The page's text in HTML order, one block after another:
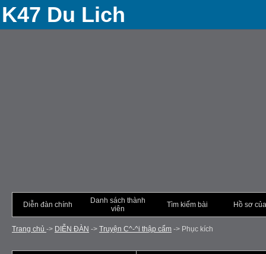
K47 Du Lich
Diễn đàn chính
Danh sách thành
viên
Tìm kiếm bài Hồ sơ
Trang chủ -> DIỄN ÐÀN -> Truyện C^-^i thập cẩm -> Phục kích